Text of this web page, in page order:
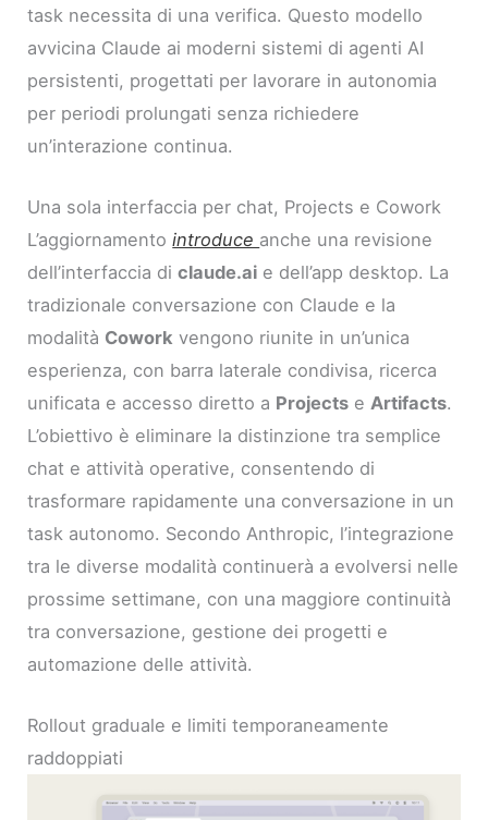
task necessita di una verifica. Questo modello
avvicina Claude ai moderni sistemi di agenti AI
persistenti, progettati per lavorare in autonomia
per periodi prolungati senza richiedere
un’interazione continua.
Una sola interfaccia per chat, Projects e Cowork
L’aggiornamentointroduce anche una revisione
dell’interfaccia diclaude.ai e dell’app desktop. La
tradizionale conversazione con Claude e la
modalità Cowork vengono riunite in un’unica
esperienza, con barra laterale condivisa, ricerca
unificata e accesso diretto a Projects eArtifacts.
L’obiettivo è eliminare la distinzione tra semplice
chat e attività operative, consentendo di
trasformare rapidamente una conversazione in un
task autonomo. Secondo Anthropic, l’integrazione
tra le diverse modalità continuerà a evolversi nelle
prossime settimane, con una maggiore continuità
tra conversazione, gestione dei progetti e
automazione delle attività.
Rollout graduale e limiti temporaneamente
raddoppiati